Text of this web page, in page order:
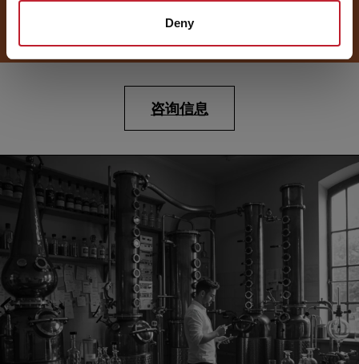
Deny
AEB Spirits BROCHURE - 下载！
咨询信息